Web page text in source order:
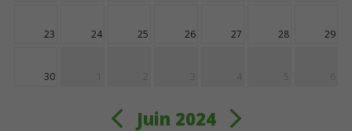
23 24 25 26 27 28 29
30
Juin 2024